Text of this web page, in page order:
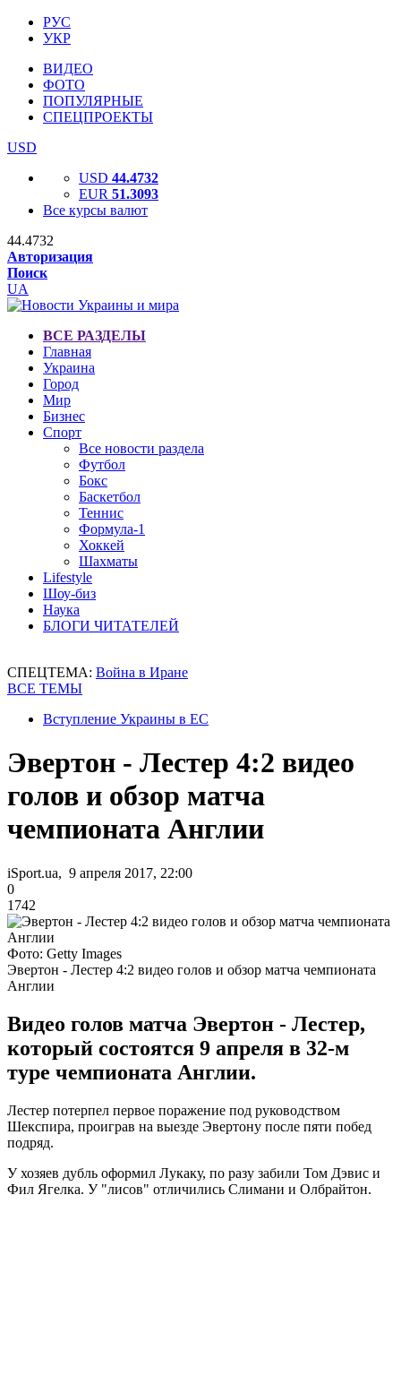
РУС
УКР
ВИДЕО
ФОТО
ПОПУЛЯРНЫЕ
СПЕЦПРОЕКТЫ
USD
USD 44.4732
EUR 51.3093
Все курсы валют
44.4732
Авторизация
Поиск
UA
ВСЕ РАЗДЕЛЫ
Главная
Украина
Город
Мир
Бизнес
Спорт
Все новости раздела
Футбол
Бокс
Баскетбол
Теннис
Формула-1
Хоккей
Шахматы
Lifestyle
Шоу-биз
Наука
БЛОГИ ЧИТАТЕЛЕЙ
СПЕЦТЕМА: Война в Иране
ВСЕ ТЕМЫ
Вступление Украины в ЕС
Эвертон - Лестер 4:2 видео
голов и обзор матча
чемпионата Англии
iSport.ua, 9 апреля 2017, 22:00
0
1742
Фото: Getty Images
Эвертон - Лестер 4:2 видео голов и обзор матча чемпионата
Англии
Видео голов матча Эвертон - Лестер,
который состоятся 9 апреля в 32-м
туре чемпионата Англии.
Лестер потерпел первое поражение под руководством
Шекспира, проиграв на выезде Эвертону после пяти побед
подряд.
У хозяев дубль оформил Лукаку, по разу забили Том Дэвис и
Фил Ягелка. У "лисов" отличились Слимани и Олбрайтон.